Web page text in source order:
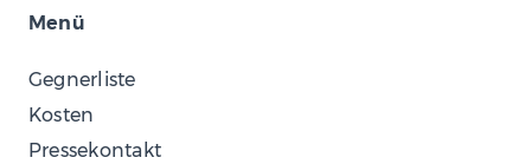
Menü
Gegnerliste
Kosten
Pressekontakt